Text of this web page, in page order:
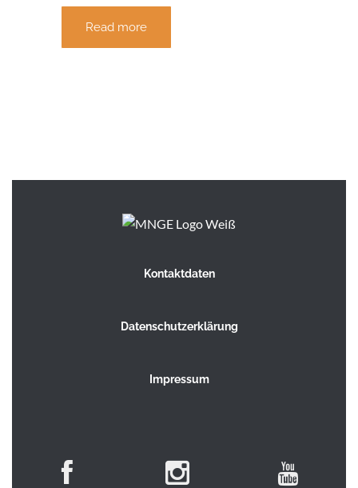
Read more
Kontaktdaten
Datenschutzerklärung
Impressum